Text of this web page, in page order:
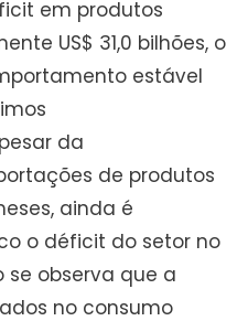
em produtos
US$ 31,0 bilhões, o
estável
da
de produtos
ainda é
o déficit do setor no
se observa que a
no consumo